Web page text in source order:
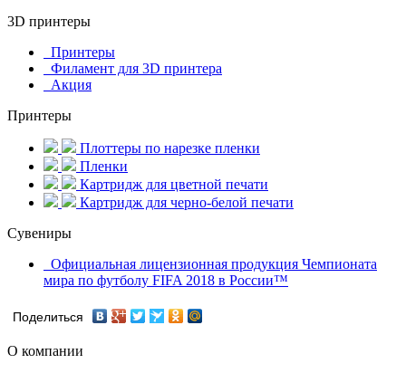
3D принтеры
Принтеры
Филамент для 3D принтера
Акция
Принтеры
Плоттеры по нарезке пленки
Пленки
Картридж для цветной печати
Картридж для черно-белой печати
Сувениры
Официальная лицензионная продукция Чемпионата
мира по футболу FIFA 2018 в России™
Поделиться
О компании